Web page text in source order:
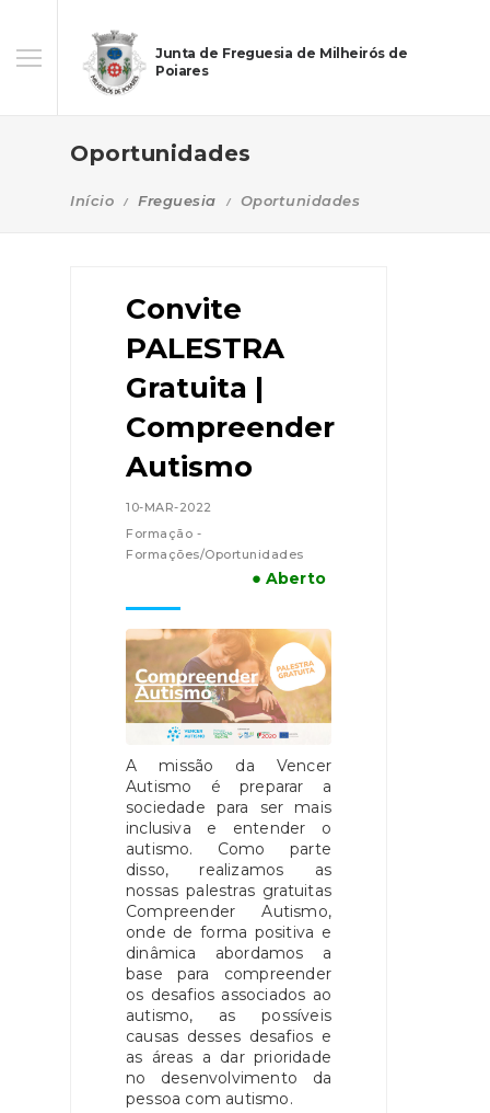
Junta de Freguesia de Milheirós de
Poiares
Oportunidades
Início Freguesia Oportunidades
Convite
PALESTRA
Gratuita |
Compreender
Autismo
10-MAR-2022
Formação -
Formações/Oportunidades
● Aberto
A missão da Vencer
Autismo é preparar a
sociedade para ser mais
inclusiva e entender o
autismo. Como parte
disso, realizamos as
nossas palestras gratuitas
Compreender Autismo,
onde de forma positiva e
dinâmica abordamos a
base para compreender
os desafios associados ao
autismo, as possíveis
causas desses desafios e
as áreas a dar prioridade
no desenvolvimento da
pessoa com autismo.